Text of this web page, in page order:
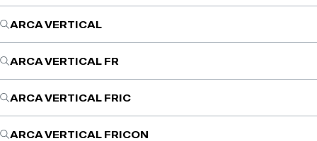
ARCA VERTICAL
ARCA VERTICAL FR
ARCA VERTICAL FRIC
ARCA VERTICAL FRICON